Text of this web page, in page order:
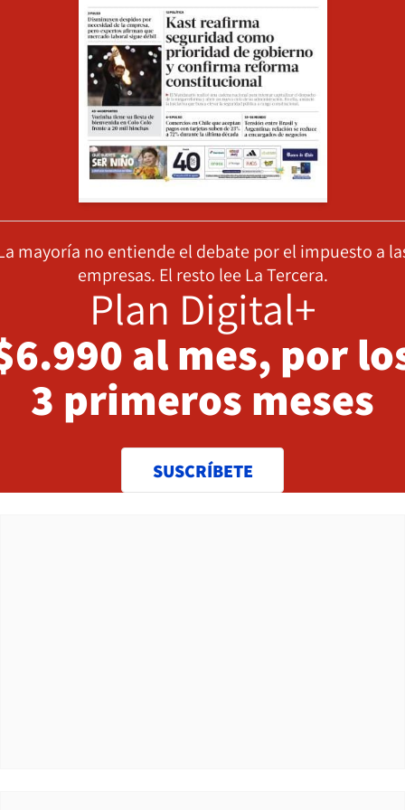
mayoría no entiende el debate por el impuesto a
empresas. El resto lee La Tercera.
Plan Digital+
al mes, por
3 primeros meses
SUSCRÍBETE